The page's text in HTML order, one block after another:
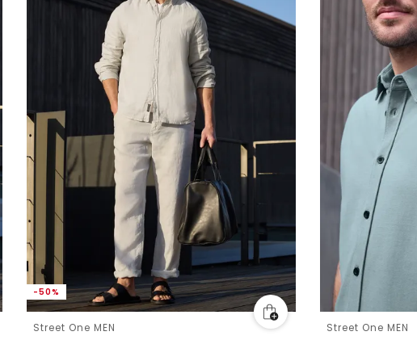
-50%
Street One MEN Street One MEN